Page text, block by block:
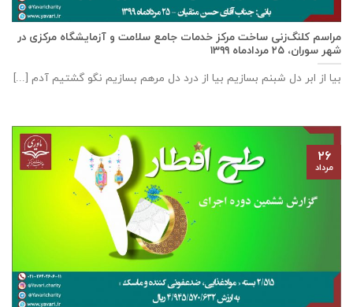
مراسم کلنگ‌زنی ساخت مرکز خدمات جامع سلامت و آزمایشگاه مرکزی در
شهر سوران، ۲۵ مردادماه ۱۳۹۹
بیا از ابر دل شبنم بسازیم بیا از درد دل مرهم بسازیم نگو گشتیم آدم [...]
۲۶
مرداد